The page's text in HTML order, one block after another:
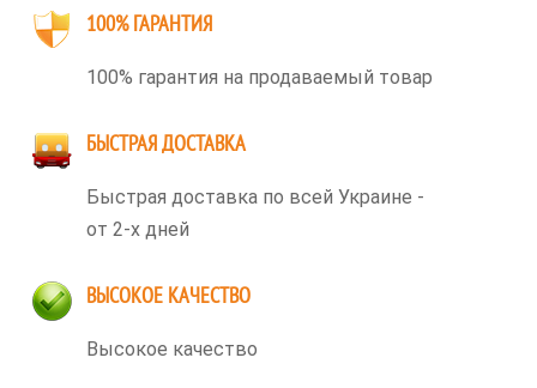
100% ГАРАНТИЯ
100% гарантия на продаваемый товар
БЫСТРАЯ ДОСТАВКА
Быстрая доставка по всей Украине -
от 2-х дней
ВЫСОКОЕ КАЧЕСТВО
Высокое качество